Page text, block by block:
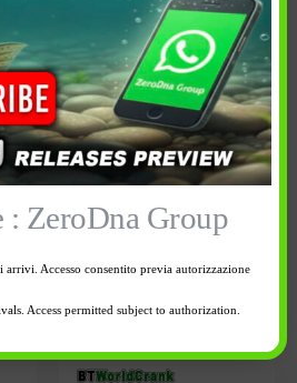
Affondabilità: 2-4 mt
Colore artificiale:
Kyorin TG
3 disponibili
Aggiungi al
: ZeroDna Group
Accesso consentito previa autorizzazione
Access permitted subject to authorization.